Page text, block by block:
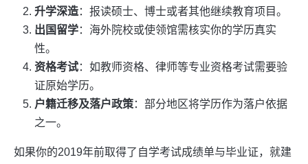
升学深造：报读硕士、博士或者其他继续教育项目。
出国留学：海外院校或使领馆需核实你的学历真实
性。
资格考试：如教师资格、律师等专业资格考试需要验
证原始学历。
户籍迁移及落户政策：部分地区将学历作为落户依据
之一。
如果你的2019年前取得了自学考试成绩单与毕业证，就建